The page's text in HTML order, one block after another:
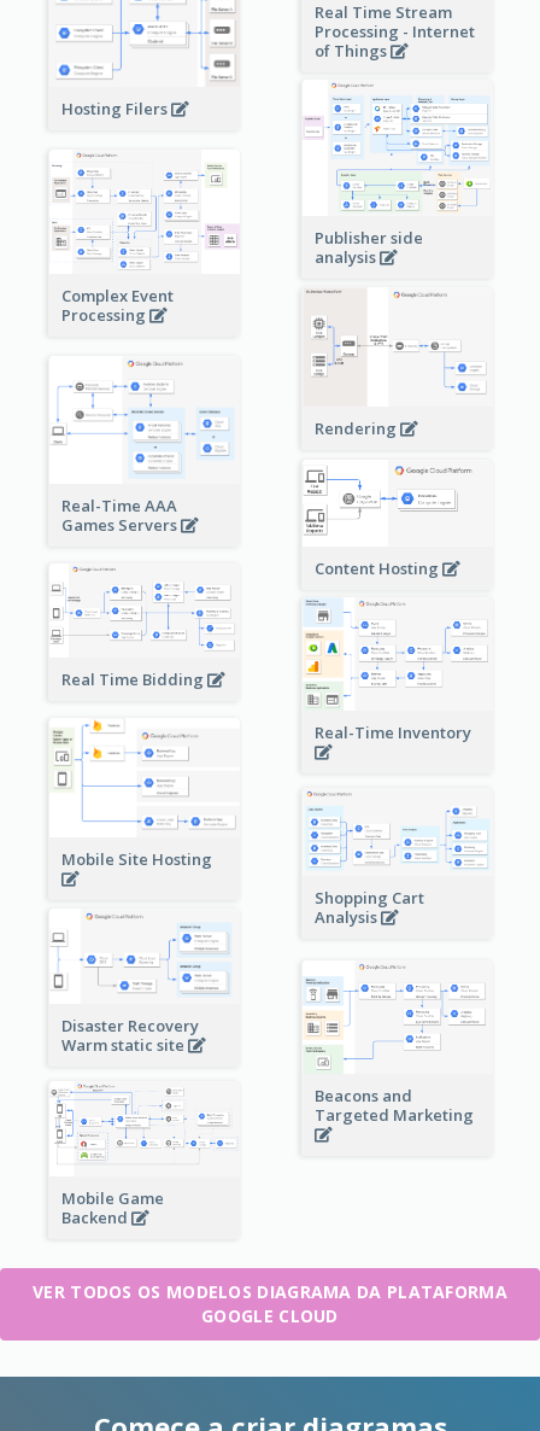
Real Time Stream
Processing - Internet
of Things
Hosting Filers
Publisher side
analysis
Complex Event
Processing
Rendering
Real-Time AAA
Games Servers
Content Hosting
Real Time Bidding
Real-Time Inventory
Mobile Site Hosting
Shopping Cart
Analysis
Disaster Recovery
Warm static site
Beacons and
Targeted Marketing
Mobile Game
Backend
VER TODOS OS MODELOS DIAGRAMA DA PLATAFORMA
GOOGLE CLOUD